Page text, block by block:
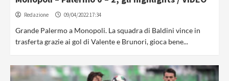
Redazione 09/04/2022 17:34
Grande Palermo a Monopoli. La squadra di Baldini vince in
trasferta grazie ai gol di Valente e Brunori, gioca bene...